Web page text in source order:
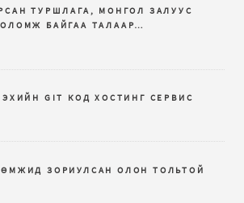
ТУРШЛАГА, МОНГОЛ ЗАЛУУС
БАЙГАА ТАЛААР…
ЭХИЙН GIT КОД ХОСТИНГ СЕРВИС
ЗОРИУЛСАН ОЛОН ТОЛЬТОЙ